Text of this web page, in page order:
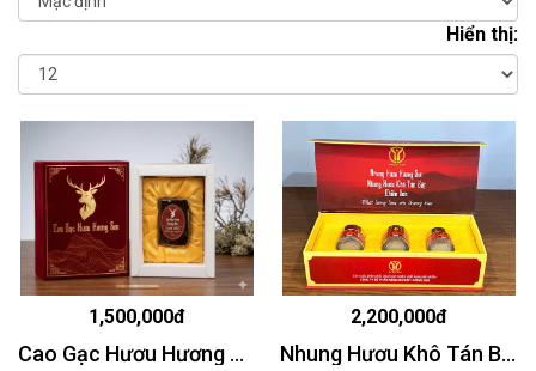
Hiển thị:
1,500,000đ
Cao Gạc Hươu Hương Sơn
2,200,000đ
Nhung Hươu Khô Tán Bột Chiến Sơn 30g